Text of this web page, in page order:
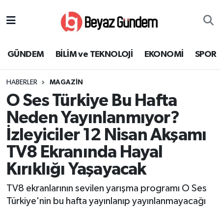
GÜNDEM BİLİM ve TEKNOLOJİ EKONOMİ SPOR
HABERLER MAGAZİN
O Ses Türkiye Bu Hafta
Neden Yayınlanmıyor?
İzleyiciler 12 Nisan Akşamı
TV8 Ekranında Hayal
Kırıklığı Yaşayacak
TV8 ekranlarının sevilen yarışma programı O Ses
Türkiye'nin bu hafta yayınlanıp yayınlanmayacağı
EKONOMİ
SPOR
SAĞLIK
EĞİTİM
KÜLTÜR SANAT
Süper Lig Puan Durumu ve Fikstür
Tüm Manşetler
Son Dakika Haberleri
Haber Arşivi